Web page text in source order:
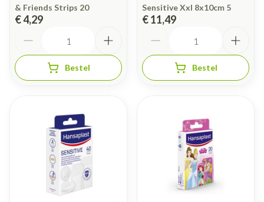
& Friends Strips 20
€ 4,29
Bestel
Sensitive Xxl 8x10cm 5
€ 11,49
Bestel